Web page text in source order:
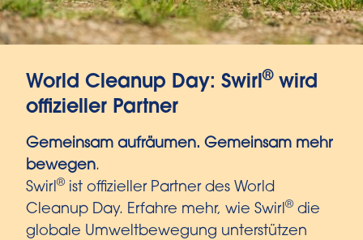
World Cleanup Day: Swirl®wird
offizieller Partner
Gemeinsam aufräumen. Gemeinsam mehr
bewegen.
Swirl® ist offizieller Partner des World
Cleanup Day. Erfahre mehr, wie Swirl® die
globale Umweltbewegung unterstützen